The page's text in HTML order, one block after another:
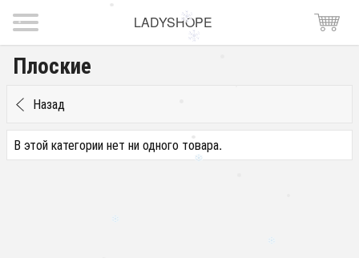
LADYSHOPE
Плоские
Назад
В этой категории нет ни одного товара.